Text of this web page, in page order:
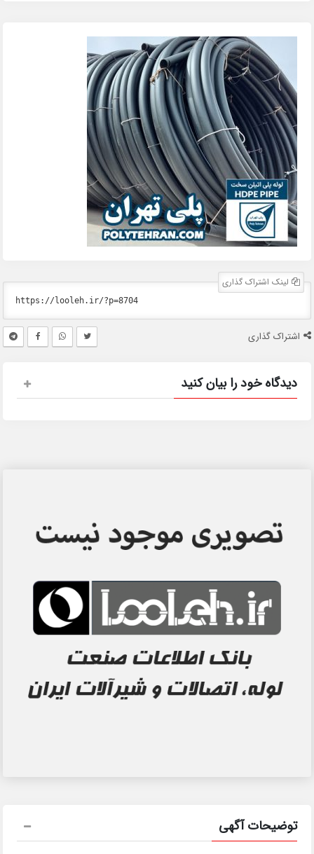
لینک اشتراک گذاری
اشتراک گذاری
دیدگاه خود را بیان کنید
توضیحات آگهی